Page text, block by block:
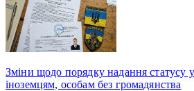
Зміни щодо порядку надання статусу
іноземцям, особам без громадянства